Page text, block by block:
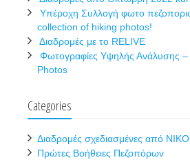
Υπέροχη Συλλογή φωτο
collection of hiking photos!
Διαδρομές με το RELIVE
Φωτογραφίες Υψηλής Ανάλυσης
Photos
Categories
Διαδρομές σχεδιασμένες από
Πρώτες Βοήθειες Πεζοπόρων